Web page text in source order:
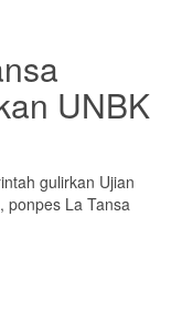
UNBK
gulirkan Ujian
ponpes La Tansa